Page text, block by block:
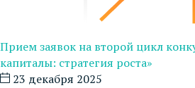
Прием заявок на второй цикл
капиталы: стратегия роста»
23 декабря 2025